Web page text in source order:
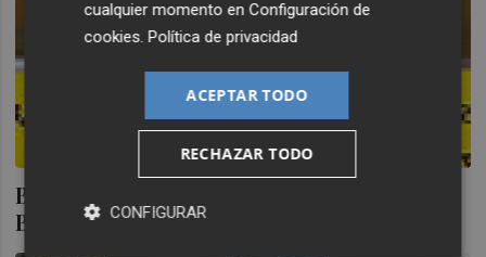
Bankia capta 300 millones con el fondo
Bankia Garantizado Rentas 2
cualquier momento enConfiguración de
cookies.Política de privacidad
ACEPTAR TODO
RECHAZAR TODO
CONFIGURAR